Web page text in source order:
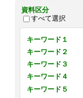
資料区分
すべて選択
キーワード１
キーワード２
キーワード３
キーワード４
キーワード５